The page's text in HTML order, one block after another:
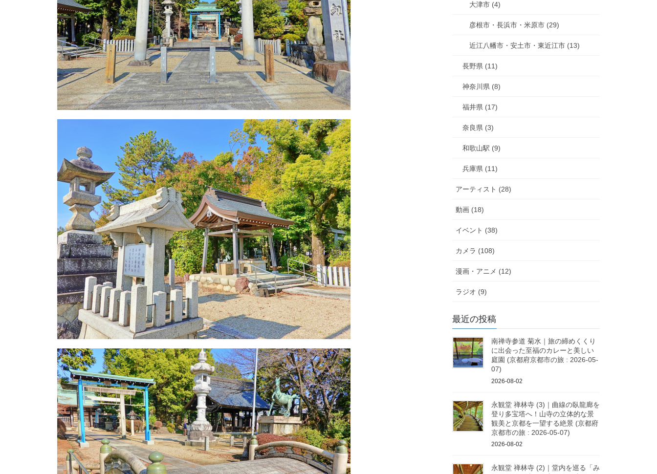
大津市 (4)
彦根市・長浜市・米原市 (29)
近江八幡市・安土市・東近江市 (13)
長野県 (11)
神奈川県 (8)
福井県 (17)
奈良県 (3)
和歌山駅 (9)
兵庫県 (11)
アーティスト (28)
動画 (18)
イベント (38)
カメラ (108)
漫画・アニメ (12)
ラジオ (9)
最近の投稿
南禅寺参道 菊水｜旅の締めくくり
に出会った至福のカレーと美しい
庭園 (京都府京都市の旅 : 2026-05-
07)
2026-08-02
永観堂 禅林寺 (3)｜曲線の臥龍廊を
登り多宝塔へ！山寺の立体的な景
観美と京都を一望する絶景 (京都府
京都市の旅 : 2026-05-07)
2026-08-02
永観堂 禅林寺 (2)｜堂内を巡る「み